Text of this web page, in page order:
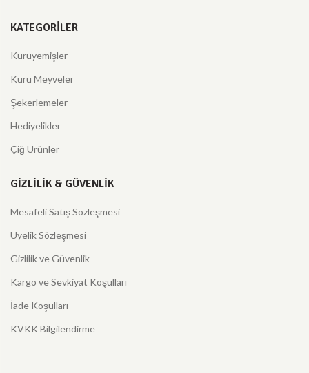
KATEGORILER
Kuruyemişler
Kuru Meyveler
Şekerlemeler
Hediyelikler
Çiğ Ürünler
GIZLILIK & GÜVENLIK
Mesafeli Satış Sözleşmesi
Üyelik Sözleşmesi
Gizlilik ve Güvenlik
Kargo ve Sevkiyat Koşulları
İade Koşulları
KVKK Bilgilendirme